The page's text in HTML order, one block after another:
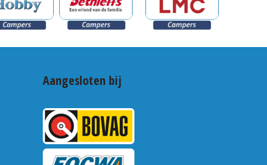
Aangesloten bij